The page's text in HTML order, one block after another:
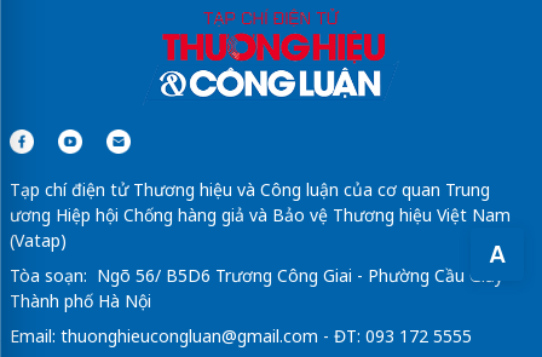
A
Tạp chí điện tử Thương hiệu và Công luận của cơ quan Trung
ương Hiệp hội Chống hàng giả và Bảo vệ Thương hiệu Việt Nam
(Vatap)
Tòa soạn: Ngõ 56/ B5D6 Trương Công Giai - Phường Cầu Giấy -
Thành phố Hà Nội
Email: thuonghieucongluan@gmail.com - ĐT: 093 172 5555